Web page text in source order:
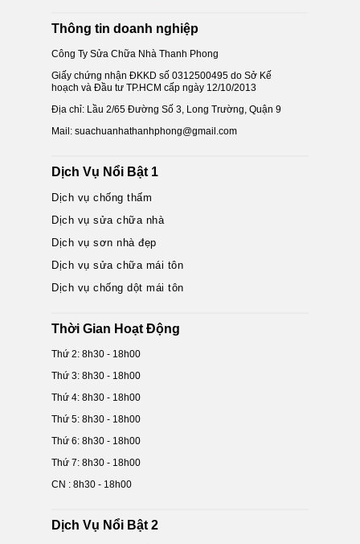
Thông tin doanh nghiệp
Công Ty Sửa Chữa Nhà Thanh Phong
Giấy chứng nhận ĐKKD số 0312500495 do Sở Kế
hoạch và Đầu tư TP.HCM cấp ngày 12/10/2013
Địa chỉ: Lầu 2/65 Đường Số 3, Long Trường, Quận 9
Mail: suachuanhathanhphong@gmail.com
Dịch Vụ Nổi Bật 1
Dịch vụ chống thấm
Dịch vụ sửa chữa nhà
Dịch vụ sơn nhà đẹp
Dịch vụ sửa chữa mái tôn
Dịch vụ chống dột mái tôn
Thời Gian Hoạt Động
Thứ 2: 8h30 - 18h00
Thứ 3: 8h30 - 18h00
Thứ 4: 8h30 - 18h00
Thứ 5: 8h30 - 18h00
Thứ 6: 8h30 - 18h00
Thứ 7: 8h30 - 18h00
CN : 8h30 - 18h00
Dịch Vụ Nổi Bật 2